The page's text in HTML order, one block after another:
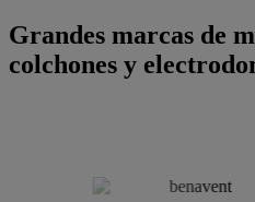
Grandes marcas de
colchones y